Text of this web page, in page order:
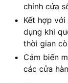
chính cửa
Kết hợp
dụng khi
thời gian
Cảm biến
các cửa